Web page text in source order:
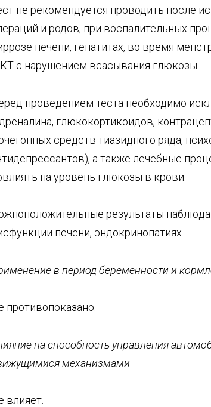
не рекомендуется проводить после
и родов, при воспалительных
печени, гепатитах, во время
с нарушением всасывания глюкозы.
проведением теста необходимо
глюкокортикоидов,
средств тиазидного ряда,
а также лечебные
на уровень глюкозы в крови.
результаты
печени, эндокринопатиях.
в период беременности и
противопоказано.
на способность управления
механизмами
влияет.